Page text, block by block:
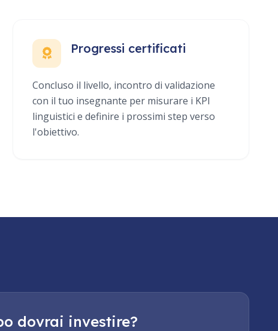
Progressi certificati
Concluso il livello, incontro di validazione
con il tuo insegnante per misurare i KPI
linguistici e definire i prossimi step verso
l'obiettivo.
dovrai investire?